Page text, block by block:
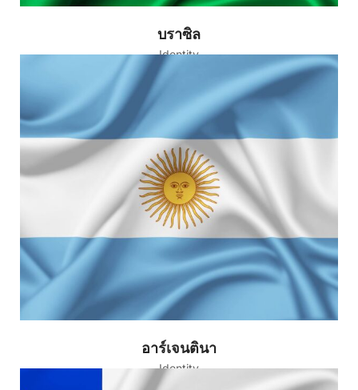
บราซิล
Identity
อาร์เจนตินา
Identity